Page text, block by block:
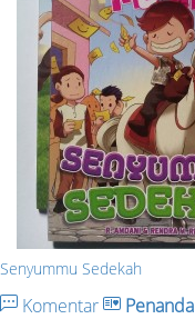
Senyummu Sedekah
Komentar Penanda